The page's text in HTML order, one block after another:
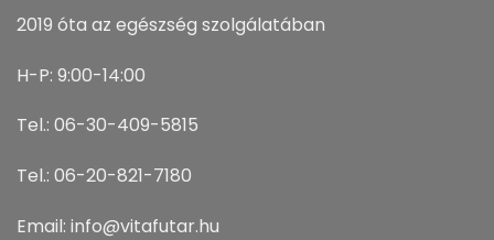
2019 óta az egészség szolgálatában
H-P: 9:00-14:00
Tel.: 06-30-409-5815
Tel.: 06-20-821-7180
Email: info@vitafutar.hu